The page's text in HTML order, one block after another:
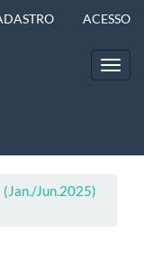
ACESSO
(Jan./Jun.2025)